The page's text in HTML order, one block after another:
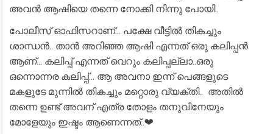
അവൻ ആഷിയെ തന്നെ നോക്കി നിന്നു പോയി..
പോലീസ് ഓഫിസറാണ്... പക്ഷേ വീട്ടിൽ തികച്ചും
ശാന്ധൻ.. താൻ അറിഞ്ഞ ആഷി എന്നത് ഒരു കലിപ്പൻ
ആണ്... കലിപ്പ് എന്നത് വെറും കലിപ്പല്ലാ..ഒരു
ഒന്നൊന്നര കലിപ്പ്... ആ അവനാ ഇന്ന് പെങ്ങളുടെ
മകളുടേ മുന്നിൽ തികച്ചും മറ്റൊരു വ്യക്തി.. അതിൽ
തന്നെ ഉണ്ട് അവന് എത്ര തോളം തനുവിനേയും
മോളേയും ഇഷ്ടം ആണെന്നത്..❤